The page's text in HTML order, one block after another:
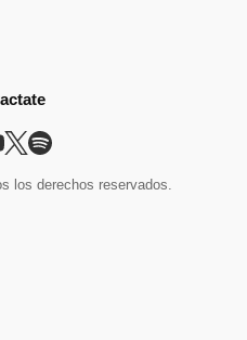
los derechos reservados.